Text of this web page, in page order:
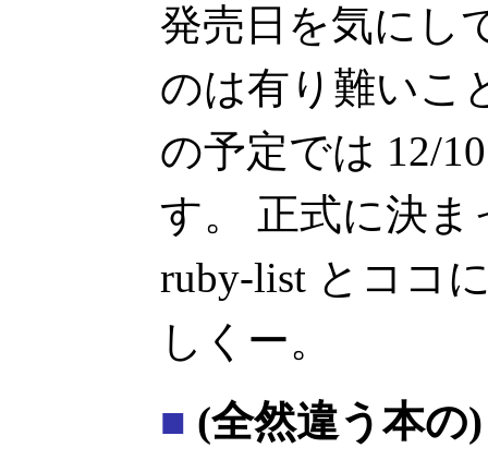
発売日を気にし
のは有り難いこ
の予定では 12/
す。 正式に決
ruby-list とココ
しくー。
■ (全然違う本の